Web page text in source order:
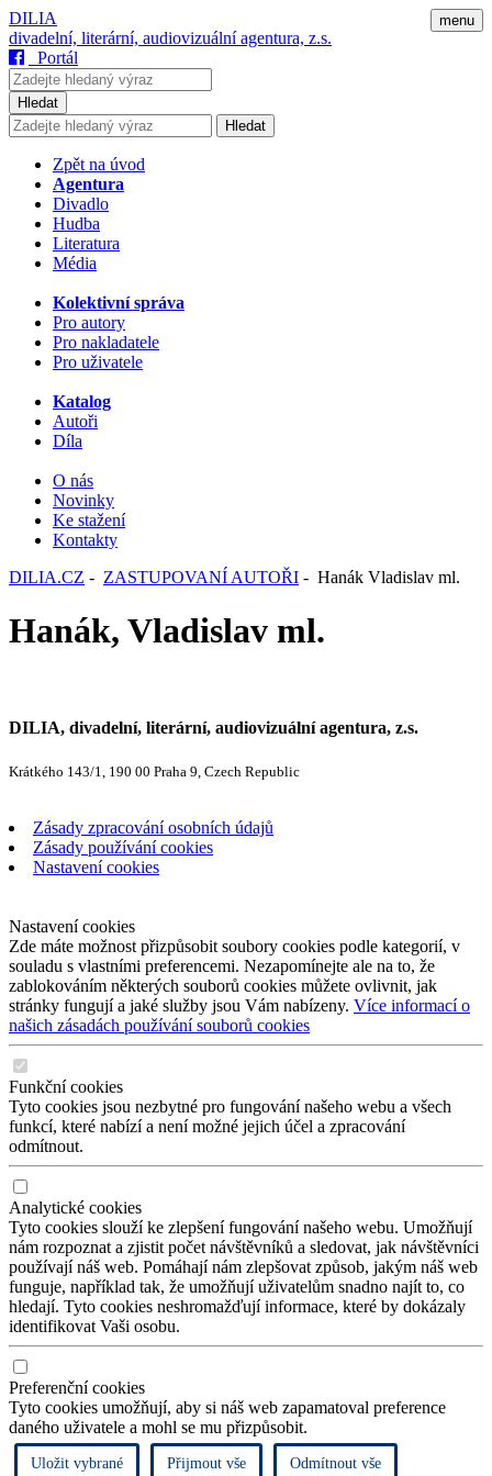
menu
DILIA
divadelní, literární, audiovizuální agentura, z.s.
Portál
Hledat
Hledat
Zpět na úvod
Agentura
Divadlo
Hudba
Literatura
Média
Kolektivní správa
Pro autory
Pro nakladatele
Pro uživatele
Katalog
Autoři
Díla
O nás
Novinky
Ke stažení
Kontakty
DILIA.CZ - ZASTUPOVANÍ AUTOŘI - Hanák Vladislav ml.
Hanák, Vladislav ml.
DILIA, divadelní, literární, audiovizuální agentura, z.s.
Krátkého 143/1, 190 00 Praha 9, Czech Republic
Zásady zpracování osobních údajů
Zásady používání cookies
Nastavení cookies
Nastavení cookies
Zde máte možnost přizpůsobit soubory cookies podle kategorií, v
souladu s vlastními preferencemi. Nezapomínejte ale na to, že
zablokováním některých souborů cookies můžete ovlivnit, jak
stránky fungují a jaké služby jsou Vám nabízeny. Více informací o
našich zásadách používání souborů cookies
Funkční cookies
Tyto cookies jsou nezbytné pro fungování našeho webu a všech
funkcí, které nabízí a není možné jejich účel a zpracování
odmítnout.
Analytické cookies
Tyto cookies slouží ke zlepšení fungování našeho webu. Umožňují
nám rozpoznat a zjistit počet návštěvníků a sledovat, jak návštěvníci
používají náš web. Pomáhají nám zlepšovat způsob, jakým náš web
funguje, například tak, že umožňují uživatelům snadno najít to, co
hledají. Tyto cookies neshromažďují informace, které by dokázaly
identifikovat Vaši osobu.
Preferenční cookies
Tyto cookies umožňují, aby si náš web zapamatoval preference
daného uživatele a mohl se mu přizpůsobit.
Uložit vybrané Přijmout vše Odmítnout vše